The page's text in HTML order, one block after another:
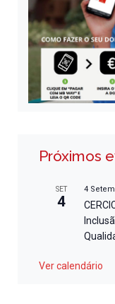
Próximos
SET
4
4
Ver calendário